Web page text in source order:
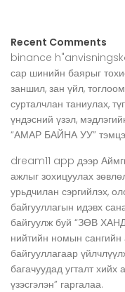
Recent Comments
binance
сар шинийн баярыг
заншил, зан үйл,
сурталчлан таниулах,
үндэсний үзэл,
“АМАР БАЙНА УУ”
dream11 app дээр
ажлыг зохицуулах
урьдчилан сэргийлэх,
байгууллагын идэвх
байгуулж буй “ЗӨВ
нийтийн номын сангийн
байгууллагаар
багачуудад угталт
үзэсгэлэн” гаргалаа.